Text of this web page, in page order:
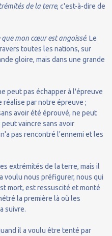
de la terre, c'est-à-dire de
que mon cœur est angoissé. Le
toutes les nations, sur
gloire, mais dans une grande
peut pas échapper à l'épreuve
par notre épreuve ;
avoir été éprouvé, ne peut
vaincre sans avoir
pas rencontré l'ennemi et les
extrémités de la terre, mais il
voulu nous préfigurer, nous qui
mort, est ressuscité et monté
la première là où les
suivre.
il a voulu être tenté par